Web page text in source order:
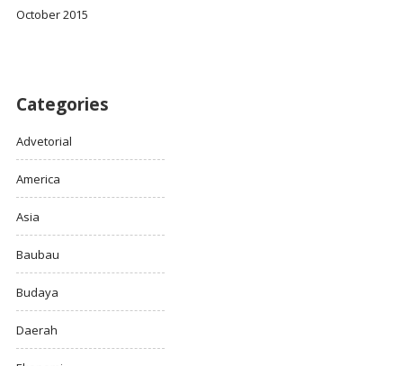
October 2015
Categories
Advetorial
America
Asia
Baubau
Budaya
Daerah